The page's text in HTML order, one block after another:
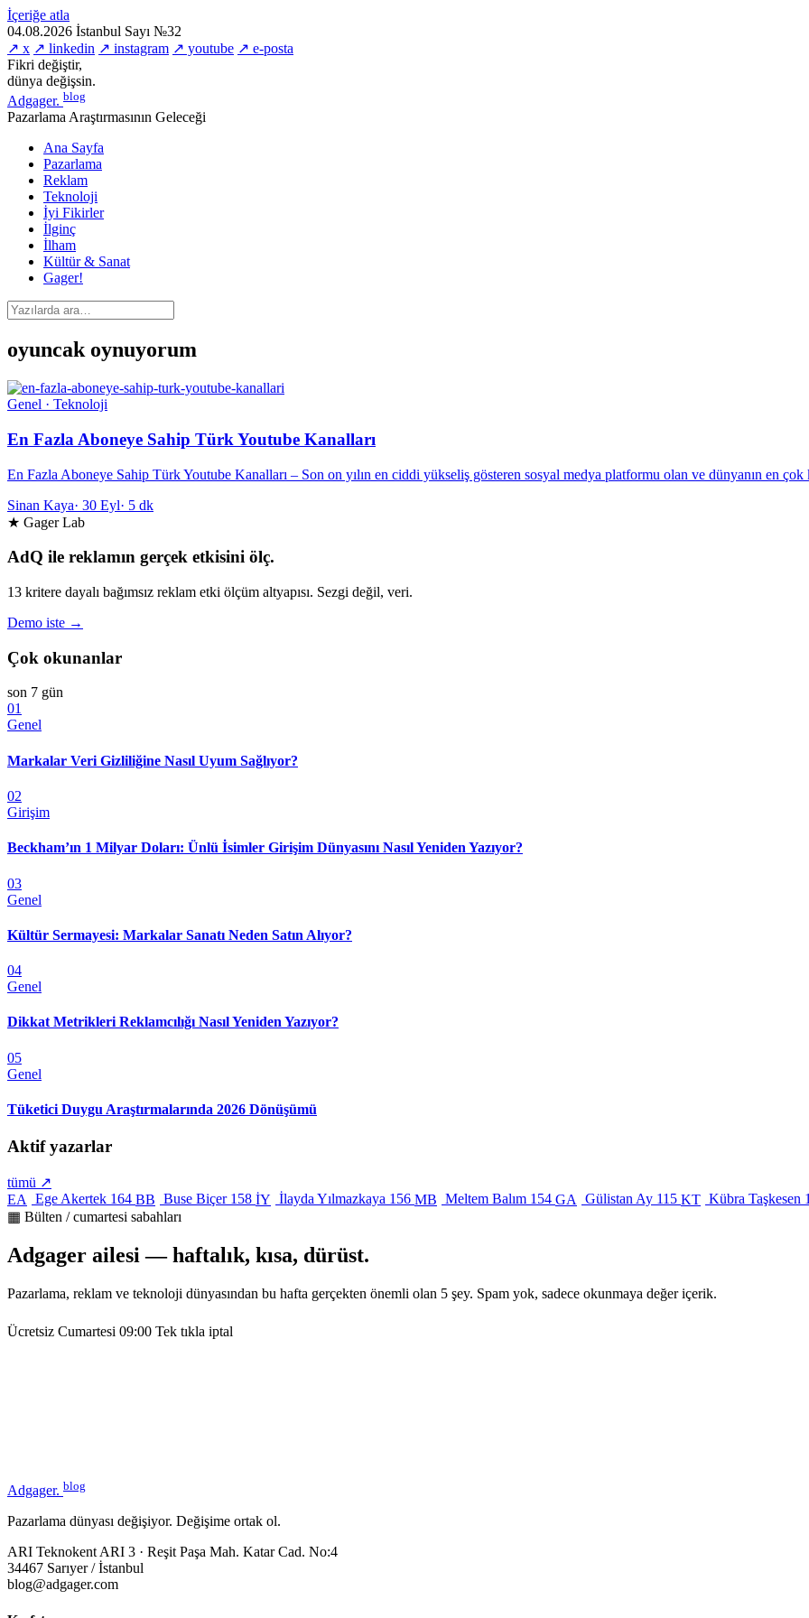
İçeriğe atla
04.08.2026 İstanbul Sayı №32
↗ x ↗ linkedin ↗ instagram ↗ youtube ↗ e-posta
Fikri değiştir,
dünya değişsin.
Adgager. blog
Pazarlama Araştırmasının Geleceği
Ana Sayfa
Pazarlama
Reklam
Teknoloji
İyi Fikirler
İlginç
İlham
Kültür & Sanat
Gager!
oyuncak oynuyorum
Genel · Teknoloji
En Fazla Aboneye Sahip Türk Youtube Kanalları
En Fazla Aboneye Sahip Türk Youtube Kanalları – Son on yılın en ciddi yükseliş gösteren sosyal medya platformu olan ve dünyanın en
Sinan Kaya· 30 Eyl· 5 dk
★ Gager Lab
AdQ ile reklamın gerçek etkisini ölç.
13 kritere dayalı bağımsız reklam etki ölçüm altyapısı. Sezgi değil, veri.
Demo iste →
Çok okunanlar
son 7 gün
01
Genel
Markalar Veri Gizliliğine Nasıl Uyum Sağlıyor?
02
Girişim
Beckham’ın 1 Milyar Doları: Ünlü İsimler Girişim Dünyasını Nasıl Yeniden Yazıyor?
03
Genel
Kültür Sermayesi: Markalar Sanatı Neden Satın Alıyor?
04
Genel
Dikkat Metrikleri Reklamcılığı Nasıl Yeniden Yazıyor?
05
Genel
Tüketici Duygu Araştırmalarında 2026 Dönüşümü
Aktif yazarlar
tümü ↗
EA
Ege Akertek 164 BB Buse Biçer 158 İY İlayda Yılmazkaya 156 MB Meltem Balım 154 GA Gülistan Ay 115 KT Kübra Taşkesen
▦ Bülten / cumartesi sabahları
Adgager ailesi — haftalık, kısa, dürüst.
Pazarlama, reklam ve teknoloji dünyasından bu hafta gerçekten önemli olan 5 şey. Spam yok, sadece okunmaya değer içerik.
Ücretsiz Cumartesi 09:00 Tek tıkla iptal
Adgager. blog
Pazarlama dünyası değişiyor. Değişime ortak ol.
ARI Teknokent ARI 3 · Reşit Paşa Mah. Katar Cad. No:4
34467 Sarıyer / İstanbul
blog@adgager.com